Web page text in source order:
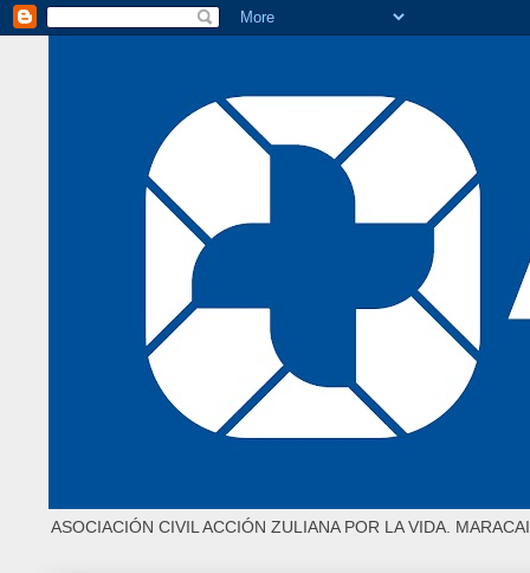
ASOCIACIÓN CIVIL ACCIÓN ZULIANA POR LA VIDA.